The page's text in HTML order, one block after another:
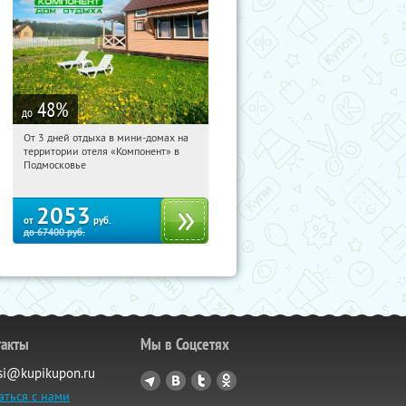
до 48%
02:34:38 Купили:117
Московская обл., Солнечногорский р-
От 3 дней отдыха в мини-домах на
территории отеля «Компонент» в
Подмосковье
от 2053 руб.
до67400руб.
с нами
Мы в Соцсетях